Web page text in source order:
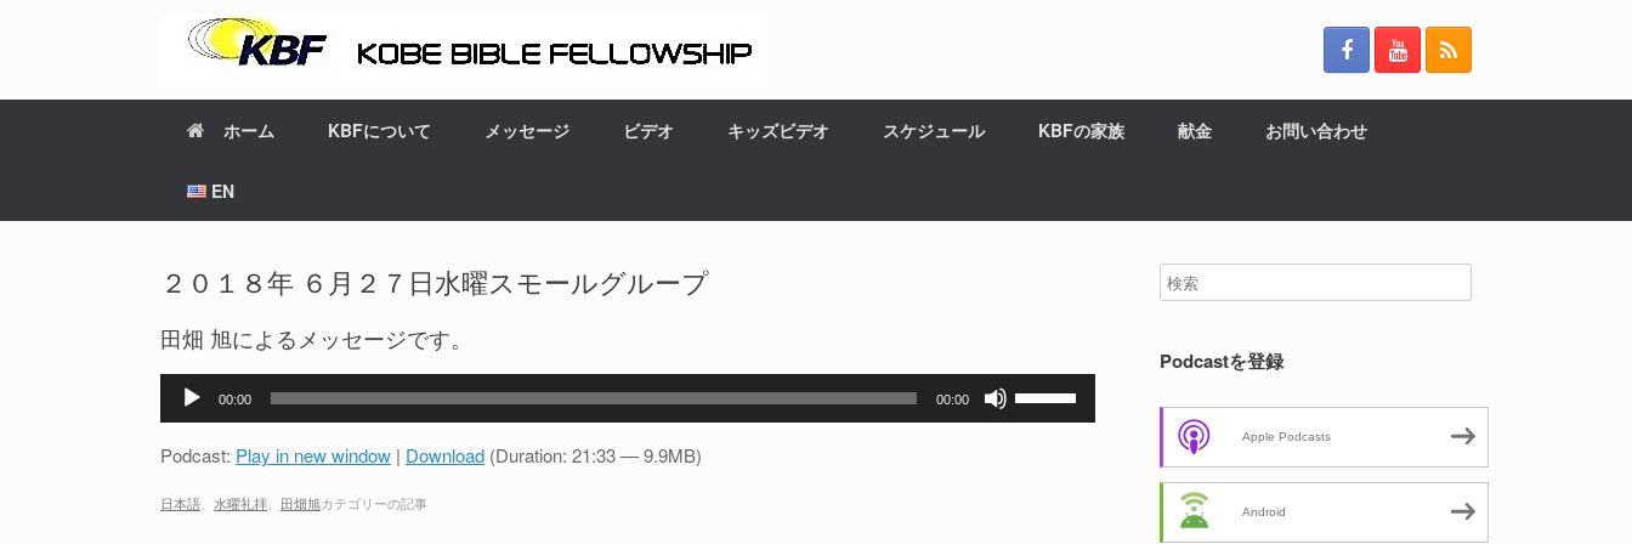
ホーム KBFについて メッセージ ビデオ キッズビデオ スケジュール KBFの家族 献金 お問い合わせ
EN
２０１８年 ６月２７日水曜スモールグループ
田畑 旭によるメッセージです。
プ
ー
00:00 00:00
Podcast: Play in new window | Download (Duration: 21:33 — 9.9MB)
日本語 水曜礼拝 田畑旭カテゴリーの記事
Podcastを登録
Apple Podcasts
Android